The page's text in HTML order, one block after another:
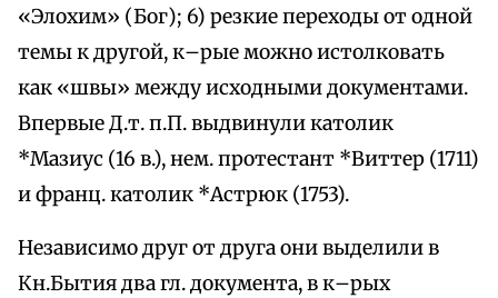
«Элохим» (Бог); 6) резкие переходы от одной
темы к другой, к–рые можно истолковать
как «швы» между исходными документами.
Впервые Д.т. п.П. выдвинули католик
*Мазиус (16 в.), нем. протестант *Виттер (1711)
и франц. католик *Астрюк (1753).
Независимо друг от друга они выделили в
Кн.Бытия два гл. документа, в к–рых